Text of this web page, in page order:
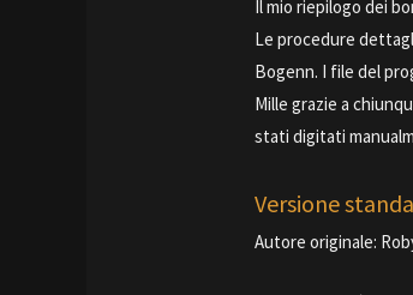
Il mio riepilogo dei
Le procedure
Bogenn. I file del
Mille grazie a
stati digitati
Versione
Autore originale: